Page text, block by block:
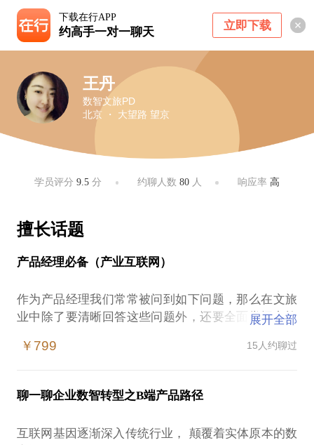
下载在行APP
约高手一对一聊天 立即下载
王丹
数智文旅PD
北京 ・ 大望路 望京
学员评分9.5 分 约聊人数 80人 响应率 高
擅长话题
产品经理必备（产业互联网）
作为产品经理我们常常被问到如下问题，那么在文旅
业中除了要清晰回答这些问题外，还要全面掌握文旅
型、超收以及行业企业类型与明显特征等）与专业词
对于自己设计的产品 应针对如下问题对答如流～
你要做的产品是被用户使用还是消费，能够满足用户
展开全部
￥799 15人约聊过
聊一聊企业数智转型之B端产品路径
互联网基因逐渐深入传统行业， 颠覆着实体原本的数